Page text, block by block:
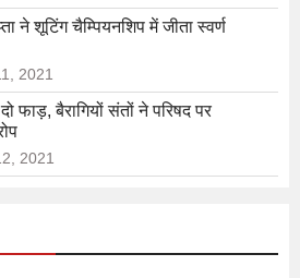
ने शूटिंग चैम्पियनशिप में जीता स्वर्ण
2021
फाड़, बैरागियों संतों ने परिषद पर
2021